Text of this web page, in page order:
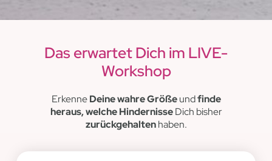
Das erwartet Dich im LIVE-
Workshop
ErkenneDeine wahre Größeundfinde
heraus, welche HindernisseDich bisher
zurückgehaltenhaben.